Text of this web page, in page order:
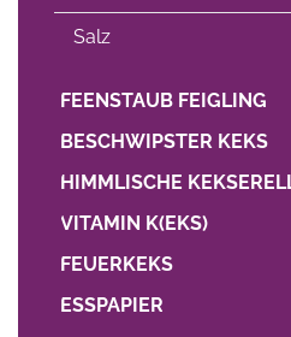
Salz
FEENSTAUB FEIGLING
BESCHWIPSTER KEKS
HIMMLISCHE
VITAMIN K(EKS)
FEUERKEKS
ESSPAPIER